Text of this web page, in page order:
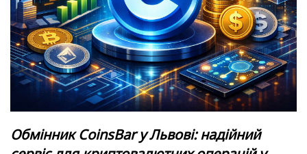
Обмінник CoinsBar у Львові: надійний